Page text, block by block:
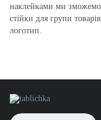
наклейками ми зможемо
стійки для групи
логотип.